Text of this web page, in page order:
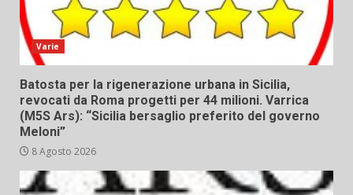
Varie
Batosta per la rigenerazione urbana in Sicilia,
revocati da Roma progetti per 44 milioni. Varrica
(M5S Ars): “Sicilia bersaglio preferito del governo
Meloni”
8 Agosto 2026